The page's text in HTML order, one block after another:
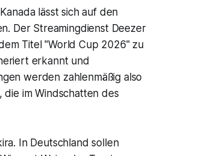
lässt sich auf den
Der Streamingdienst Deezer
Titel "World Cup 2026" zu
erkannt und
werden zahlenmäßig also
im Windschatten des
In Deutschland sollen